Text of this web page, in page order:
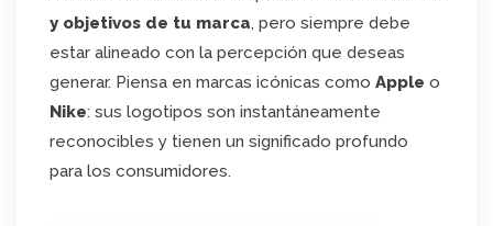
y objetivos de tu marca, pero siempre debe
estar alineado con la percepción que deseas
generar. Piensa en marcas icónicas como Apple o
Nike: sus logotipos son instantáneamente
reconocibles y tienen un significado profundo
para los consumidores.